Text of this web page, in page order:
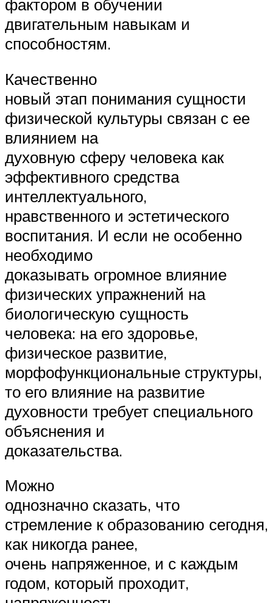
фактором в обучении
двигательным навыкам и
способностям.
Качественно
новый этап понимания сущности
физической культуры связан с ее
влиянием на
духовную сферу человека как
эффективного средства
интеллектуального,
нравственного и эстетического
воспитания. И если не особенно
необходимо
доказывать огромное влияние
физических упражнений на
биологическую сущность
человека: на его здоровье,
физическое развитие,
морфофункциональные структуры,
то его влияние на развитие
духовности требует специального
объяснения и
доказательства.
Можно
однозначно сказать, что
стремление к образованию сегодня,
как никогда ранее,
очень напряженное, и с каждым
годом, который проходит,